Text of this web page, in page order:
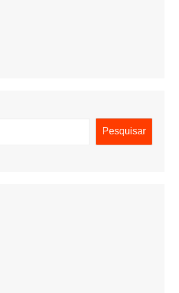
Pesquisar